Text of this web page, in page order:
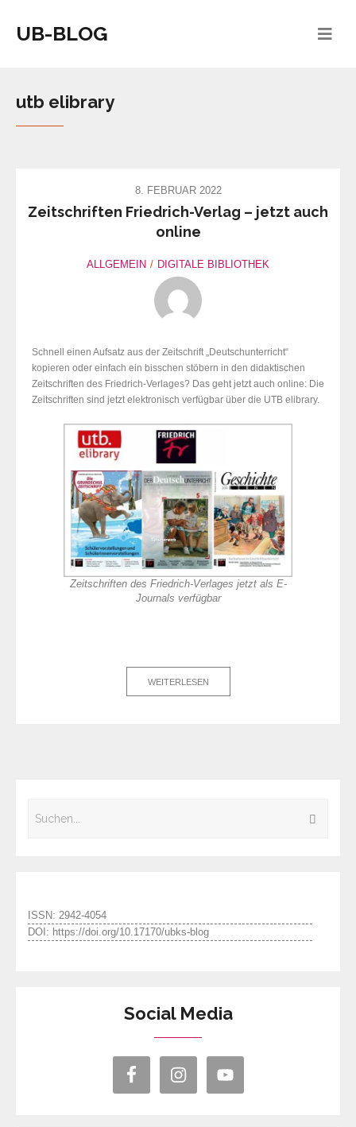
UB-BLOG
utb elibrary
8. FEBRUAR 2022
Zeitschriften Friedrich-Verlag – jetzt auch
online
ALLGEMEIN DIGITALE BIBLIOTHEK
Schnell einen Aufsatz aus der Zeitschrift „Deutschunterricht“
kopieren oder einfach ein bisschen stöbern in den didaktischen
Zeitschriften des Friedrich-Verlages? Das geht jetzt auch online: Die
Zeitschriften sind jetzt elektronisch verfügbar über die UTB elibrary.
Zeitschriften des Friedrich-Verlages jetzt als E-
Journals verfügbar
WEITERLESEN
ISSN: 2942-4054
DOI: https://doi.org/10.17170/ubks-blog
Social Media